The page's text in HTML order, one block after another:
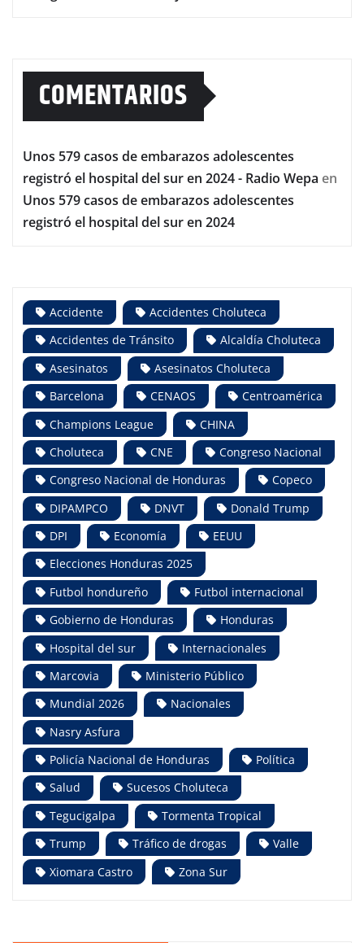
COMENTARIOS
Unos 579 casos de embarazos adolescentes
registró el hospital del sur en 2024 - Radio Wepa en
Unos 579 casos de embarazos adolescentes
registró el hospital del sur en 2024
Accidente
Accidentes Choluteca
Accidentes de Tránsito
Alcaldía Choluteca
Asesinatos
Asesinatos Choluteca
Barcelona
CENAOS
Centroamérica
Champions League
CHINA
Choluteca
CNE
Congreso Nacional
Congreso Nacional de Honduras
Copeco
DIPAMPCO
DNVT
Donald Trump
DPI
Economía
EEUU
Elecciones Honduras 2025
Futbol hondureño
Futbol internacional
Gobierno de Honduras
Honduras
Hospital del sur
Internacionales
Marcovia
Ministerio Público
Mundial 2026
Nacionales
Nasry Asfura
Policía Nacional de Honduras
Política
Salud
Sucesos Choluteca
Tegucigalpa
Tormenta Tropical
Trump
Tráfico de drogas
Valle
Xiomara Castro
Zona Sur